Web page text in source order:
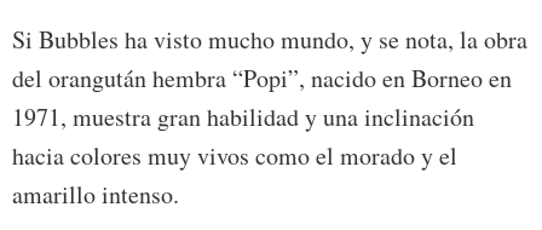
Si Bubbles ha visto mucho mundo, y se nota, la obra
del orangután hembra “Popi”, nacido en Borneo en
1971, muestra gran habilidad y una inclinación
hacia colores muy vivos como el morado y el
amarillo intenso.